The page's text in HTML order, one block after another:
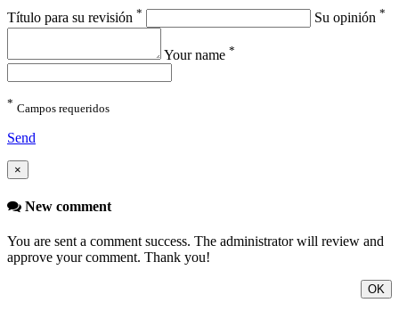
Título para su revisión * Su opinión *
Your name *
* Campos requeridos
Send
×
New comment
You are sent a comment success. The administrator will review and
approve your comment. Thank you!
OK